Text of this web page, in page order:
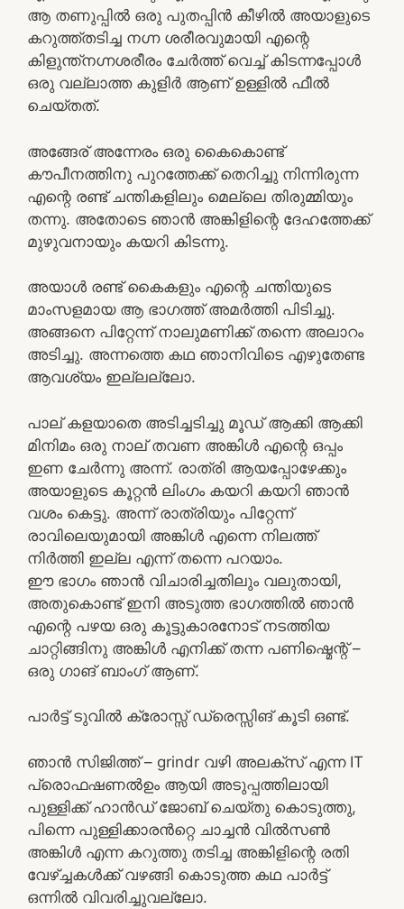
ആ തണുപ്പിൽ ഒരു പുതപ്പിൻ കീഴിൽ അയാളുടെ
കറുത്ത്തടിച്ച നഗ്ന ശരീരവുമായി എന്റെ
കിളുന്ത്നഗ്നശരീരം ചേർത്ത് വെച്ച് കിടന്നപ്പോൾ
ഒരു വല്ലാത്ത കുളിർ ആണ് ഉള്ളിൽ ഫീൽ
ചെയ്തത്.
അങ്ങേര് അന്നേരം ഒരു കൈകൊണ്ട്
കൗപീനത്തിനു പുറത്തേക്ക് തെറിച്ചു നിന്നിരുന്ന
എന്റെ രണ്ട് ചന്തികളിലും മെല്ലെ തിരുമ്മിയും
തന്നു. അതോടെ ഞാൻ അങ്കിളിന്റെ ദേഹത്തേക്ക്
മുഴുവനായും കയറി കിടന്നു.
അയാൾ രണ്ട് കൈകളും എന്റെ ചന്തിയുടെ
മാംസളമായ ആ ഭാഗത്ത് അമർത്തി പിടിച്ചു.
അങ്ങനെ പിറ്റേന്ന് നാലുമണിക്ക് തന്നെ അലാറം
അടിച്ചു. അന്നത്തെ കഥ ഞാനിവിടെ എഴുതേണ്ട
ആവശ്യം ഇല്ലല്ലോ.
പാല് കളയാതെ അടിച്ചടിച്ചു മൂഡ് ആക്കി ആക്കി
മിനിമം ഒരു നാല് തവണ അങ്കിൾ എന്റെ ഒപ്പം
ഇണ ചേർന്നു അന്ന്. രാത്രി ആയപ്പോഴേക്കും
അയാളുടെ കൂറ്റൻ ലിംഗം കയറി കയറി ഞാൻ
വശം കെട്ടു. അന്ന് രാത്രിയും പിറ്റേന്ന്
രാവിലെയുമായി അങ്കിൾ എന്നെ നിലത്ത്
നിർത്തി ഇല്ല എന്ന് തന്നെ പറയാം.
ഈ ഭാഗം ഞാൻ വിചാരിച്ചതിലും വലുതായി,
അതുകൊണ്ട് ഇനി അടുത്ത ഭാഗത്തിൽ ഞാൻ
എന്റെ പഴയ ഒരു കൂട്ടുകാരനോട് നടത്തിയ
ചാറ്റിങ്ങിനു അങ്കിൾ എനിക്ക് തന്ന പണിഷ്മെന്റ് –
ഒരു ഗാങ് ബാംഗ് ആണ്.
പാർട്ട്‌ ടുവിൽ ക്രോസ്സ് ഡ്രെസ്സിങ് കൂടി ഒണ്ട്.
ഞാൻ സിജിത്ത് – grindr വഴി അലക്സ്‌ എന്ന IT
പ്രൊഫഷണൽഉം ആയി അടുപ്പത്തിലായി
പുള്ളിക്ക് ഹാൻഡ് ജോബ് ചെയ്തു കൊടുത്തു,
പിന്നെ പുള്ളിക്കാരൻറ്റെ ചാച്ചൻ വിൽസൺ
അങ്കിൾ എന്ന കറുത്തു തടിച്ച അങ്കിളിന്റെ രതി
വേഴ്ച്ചകൾക്ക് വഴങ്ങി കൊടുത്ത കഥ പാർട്ട്
ഒന്നിൽ വിവരിച്ചുവല്ലോ.